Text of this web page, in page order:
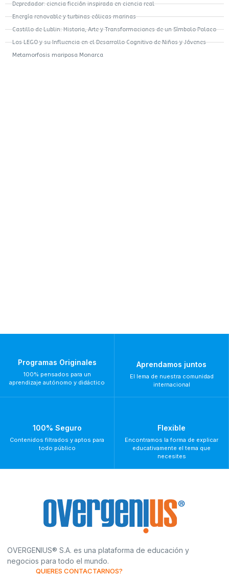
Depredador: ciencia ficción inspirada en ciencia real
Energía renovable y turbinas eólicas marinas
Castillo de Lublin: Historia, Arte y Transformaciones de un Símbolo Polaco
Los LEGO y su Influencia en el Desarrollo Cognitivo de Niños y Jóvenes
Metamorfosis mariposa Monarca
Programas Originales
100% pensados para un
aprendizaje autónomo y didáctico
Aprendamos juntos
El lema de nuestra comunidad
internacional
100% Seguro
Contenidos filtrados y aptos para
todo público
Flexible
Encontramos la forma de explicar
educativamente el tema que
necesites
OVERGENIUS® S.A. es una plataforma de educación y
negocios para todo el mundo.
QUIERES CONTACTARNOS?